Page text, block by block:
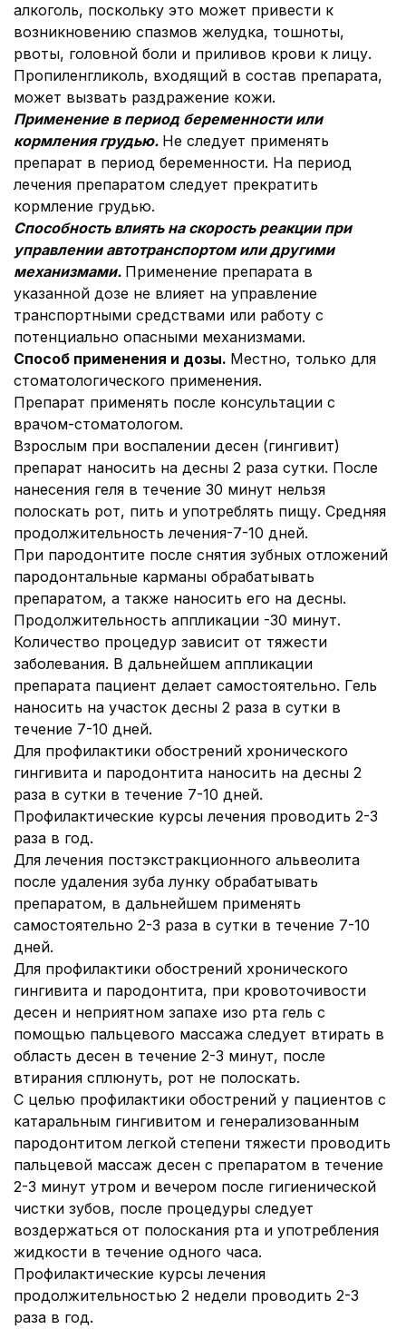
алкоголь, поскольку это может привести к
возникновению спазмов желудка, тошноты,
рвоты, головной боли и приливов крови к лицу.
Пропиленгликоль, входящий в состав препарата,
может вызвать раздражение кожи.
Применение в период беременности или
кормления грудью. Не следует применять
препарат в период беременности. На период
лечения препаратом следует прекратить
кормление грудью.
Способность влиять на скорость реакции при
управлении автотранспортом или другими
механизмами. Применение препарата в
указанной дозе не влияет на управление
транспортными средствами или работу с
потенциально опасными механизмами.
Способ применения и дозы. Местно, только для
стоматологического применения.
Препарат применять после консультации с
врачом-стоматологом.
Взрослым при воспалении десен (гингивит)
препарат наносить на десны 2 раза сутки. После
нанесения геля в течение 30 минут нельзя
полоскать рот, пить и употреблять пищу. Средняя
продолжительность лечения-7-10 дней.
При пародонтите после снятия зубных отложений
пародонтальные карманы обрабатывать
препаратом, а также наносить его на десны.
Продолжительность аппликации -30 минут.
Количество процедур зависит от тяжести
заболевания. В дальнейшем аппликации
препарата пациент делает самостоятельно. Гель
наносить на участок десны 2 раза в сутки в
течение 7-10 дней.
Для профилактики обострений хронического
гингивита и пародонтита наносить на десны 2
раза в сутки в течение 7-10 дней.
Профилактические курсы лечения проводить 2-3
раза в год.
Для лечения постэкстракционного альвеолита
после удаления зуба лунку обрабатывать
препаратом, в дальнейшем применять
самостоятельно 2-3 раза в сутки в течение 7-10
дней.
Для профилактики обострений хронического
гингивита и пародонтита, при кровоточивости
десен и неприятном запахе изо рта гель с
помощью пальцевого массажа следует втирать в
область десен в течение 2-3 минут, после
втирания сплюнуть, рот не полоскать.
С целью профилактики обострений у пациентов с
катаральным гингивитом и генерализованным
пародонтитом легкой степени тяжести проводить
пальцевой массаж десен с препаратом в течение
2-3 минут утром и вечером после гигиенической
чистки зубов, после процедуры следует
воздержаться от полоскания рта и употребления
жидкости в течение одного часа.
Профилактические курсы лечения
продолжительностью 2 недели проводить 2-3
раза в год.